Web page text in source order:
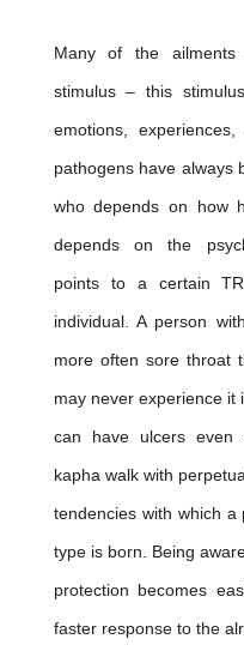
Many of the
stimulus – this
emotions,
pathogens have always
who depends on how
depends on the
points to a certain
individual. A person
more often sore throat
may never experience it
can have ulcers even
kapha walk with
tendencies with which
type is born. Being
protection becomes
faster response to the